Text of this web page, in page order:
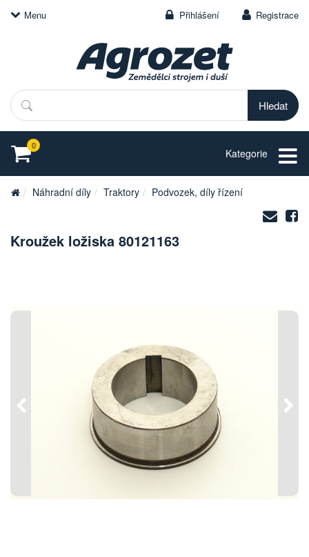
Menu Přihlášení Registrace
Hledat
0
Kategorie
Náhradní díly Traktory Podvozek, díly řízení
na
Kroužek ložiska 80121163
Předchozí